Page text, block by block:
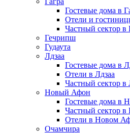
Гостевые дома в
Отели и
Частный сектор в
Гечрипш
Гудаута
Лдзаа
Гостевые дома в
Отели в Лдзаа
Частный сектор в
Новый Афон
Гостевые дома в
Частный сектор
Отели в Новом
Очамчира